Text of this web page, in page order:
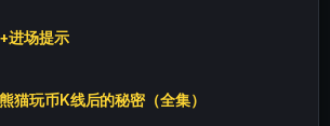
进场提示
猫玩币K线后的秘密（全集）